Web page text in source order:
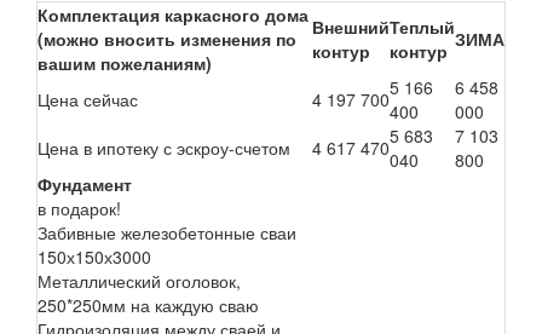
Комплектация каркасного дома
(можно вносить изменения по
вашим пожеланиям)
Внешний
контур
Теплый
контур ЗИМА
Цена сейчас 4 197 7005 166
400
6 458
000
Цена в ипотеку с эскроу-счетом
4 617 4705 683
040
7 103
800
Фундамент
в подарок!
Забивные железобетонные сваи
150х150х3000
Металлический оголовок,
250*250мм на каждую сваю
Гидроизоляция между сваей и